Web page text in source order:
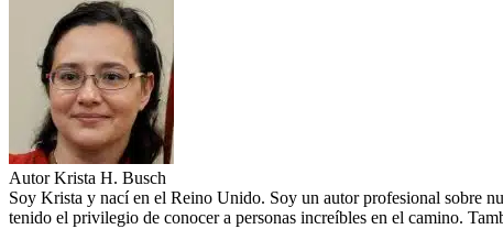
Autor Krista H. Busch
Soy Krista y nací en el Reino Unido. Soy un autor profesional sobre
tenido el privilegio de conocer a personas increíbles en el camino.